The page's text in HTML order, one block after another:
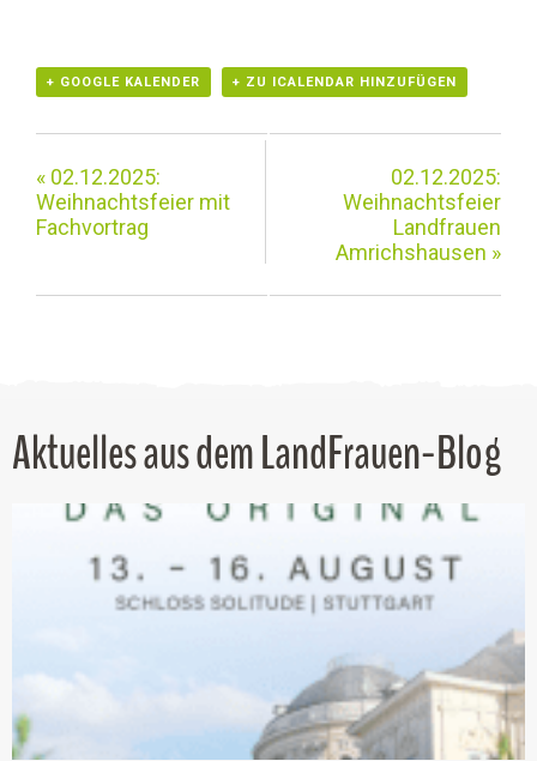
+ GOOGLE KALENDER + ZU ICALENDAR HINZUFÜGEN
« 02.12.2025:
Weihnachtsfeier mit
Fachvortrag
02.12.2025:
Weihnachtsfeier
Landfrauen
Amrichshausen »
Aktuelles aus dem LandFrauen-Blog